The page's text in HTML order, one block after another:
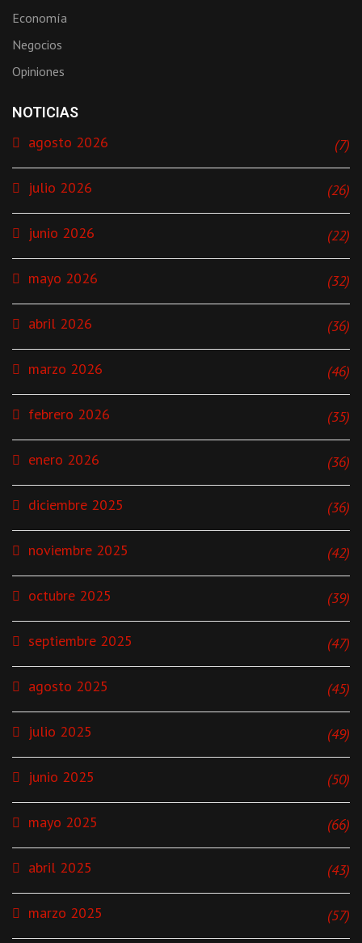
Economía
Negocios
Opiniones
NOTICIAS
agosto 2026 (7)
julio 2026 (26)
junio 2026 (22)
mayo 2026 (32)
abril 2026 (36)
marzo 2026 (46)
febrero 2026 (35)
enero 2026 (36)
diciembre 2025 (36)
noviembre 2025 (42)
octubre 2025 (39)
septiembre 2025 (47)
agosto 2025 (45)
julio 2025 (49)
junio 2025 (50)
mayo 2025 (66)
abril 2025 (43)
marzo 2025 (57)